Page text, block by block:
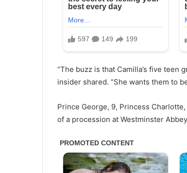
“The buzz is that Camilla’s five teen
insider shared. “She wants them to
Prince George, 9, Princess
of a procession at Westminster